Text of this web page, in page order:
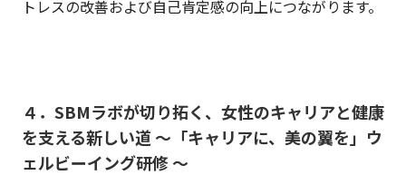
トレスの改善および自己肯定感の向上につながります。
４．SBMラボが切り拓く、女性のキャリアと健康
を支える新しい道 〜「キャリアに、美の翼を」ウ
ェルビーイング研修 〜